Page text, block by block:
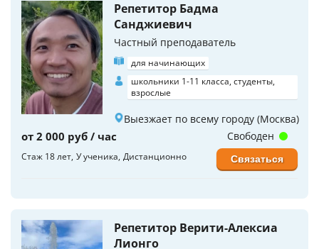
Репетитор Бадма
Санджиевич
Частный преподаватель
для начинающих
школьники 1-11 класса, студенты,
взрослые
Выезжает по всему городу (Москва)
от 2 000 руб / час
Стаж 18 лет У ученика Дистанционно
Свободен
Связаться
Репетитор Верити-Алексиа
Лионго